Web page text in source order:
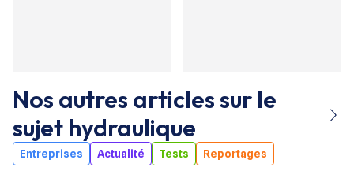
Nos autres articles sur le
sujet hydraulique
Entreprises Actualité Tests Reportages